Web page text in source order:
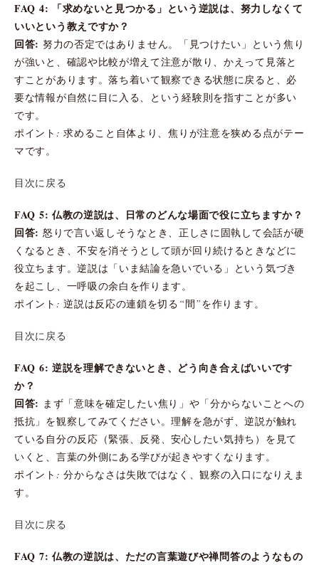
FAQ 4: 「求めないと見つかる」という逆説は、努力しなくて
いいという教えですか？
回答: 努力の否定ではありません。「見つけたい」という焦り
が強いと、確認や比較が増えて注意が散り、かえって見落と
すことがあります。落ち着いて観察できる状態に戻ると、必
要な情報が自然に目に入る、という経験則を指すことが多い
です。
ポイント: 求めること自体より、焦りが注意を狭める点がテー
マです。
目次に戻る
FAQ 5: 仏教の逆説は、日常のどんな場面で役に立ちますか？
回答: 怒りで言い返しそうなとき、正しさに固執して会話が硬
くなるとき、不安を消そうとして頭が回り続けるときなどに
役立ちます。逆説は「いま結論を急いでいる」という気づき
を起こし、一呼吸の余白を作ります。
ポイント: 逆説は反応の連鎖を切る“間”を作ります。
目次に戻る
FAQ 6: 逆説を理解できないとき、どう向き合えばいいです
か？
回答: まず「意味を確定したい焦り」や「分からないことへの
抵抗」を観察してみてください。理解を急がず、逆説が触れ
ている自分の反応（緊張、反発、安心したい気持ち）を見て
いくと、言葉の外側にある学びが起きやすくなります。
ポイント: 分からなさは失敗ではなく、観察の入口になりえま
す。
目次に戻る
FAQ 7: 仏教の逆説は、ただの言葉遊びや禅問答のようなもの